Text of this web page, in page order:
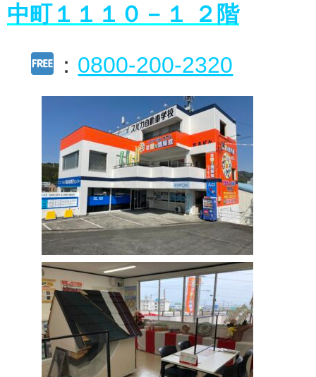
中町１１１０－１ ２階
： 0800-200-2320